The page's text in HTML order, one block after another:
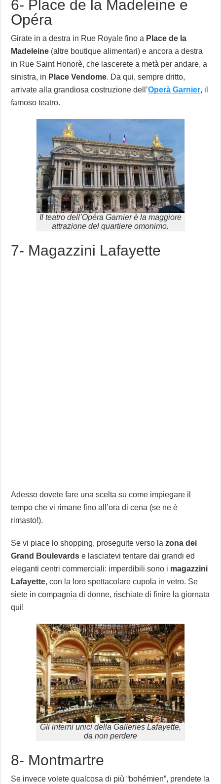
6- Place de la Madeleine e
Opéra
Girate in a destra in Rue Royale fino a Place de la
Madeleine (altre boutique alimentari) e ancora a destra
in Rue Saint Honorè, che lascerete a metà per andare, a
sinistra, in Place Vendome. Da qui, sempre dritto,
arrivate alla grandiosa costruzione dell’Operà Garnier, il
famoso teatro.
Il teatro dell’Opéra Garnier è la maggiore
attrazione del quartiere omonimo.
7- Magazzini Lafayette
Adesso dovete fare una scelta su come impiegare il
tempo che vi rimane fino all’ora di cena (se ne è
rimasto!).
Se vi piace lo shopping, proseguite verso lazona dei
Grand Boulevards e lasciatevi tentare dai grandi ed
eleganti centri commerciali: imperdibili sono i magazzini
Lafayette, con la loro spettacolare cupola in vetro. Se
siete in compagnia di donne, rischiate di finire la giornata
qui!
Gli interni unici della Galleries Lafayette,
da non perdere
8- Montmartre
Se invece volete qualcosa di più “bohémien”, prendete la